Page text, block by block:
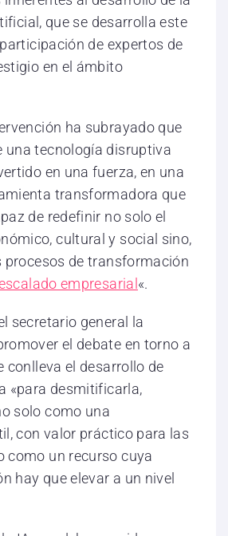
que se desarrolla este
de expertos de
en el ámbito
ha subrayado que
una tecnología disruptiva
en una fuerza, en una
transformadora que
de redefinir no solo el
cultural y social sino,
procesos de transformación
empresarial«.
secretario general la
el debate en torno a
conlleva el desarrollo de
«para desmitificarla,
solo como una
con valor práctico para las
como un recurso cuya
hay que elevar a un nivel